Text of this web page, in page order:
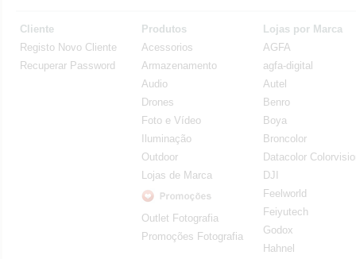
Cliente
Registo Novo Cliente
Recuperar Password
Produtos
Acessorios
Armazenamento
Audio
Drones
Foto e Vídeo
Iluminação
Outdoor
Lojas de Marca
Outlet Fotografia
Promoções Fotografia
Lojas por Marca
AGFA
agfa-digital
Autel
Benro
Boya
Broncolor
Datacolor
DJI
Feelworld
Feiyutech
Godox
Hahnel